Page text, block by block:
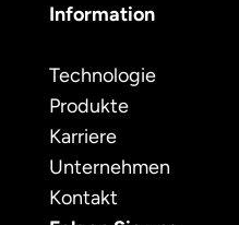
Information
Technologie
Produkte
Karriere
Unternehmen
Kontakt